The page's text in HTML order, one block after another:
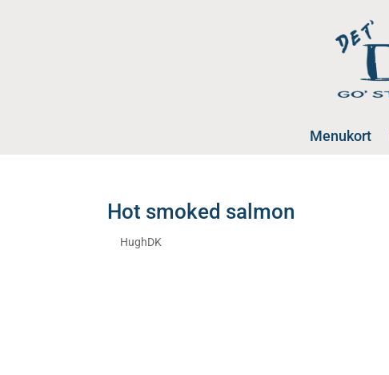
Menukort
Hot smoked salmon
HughDK